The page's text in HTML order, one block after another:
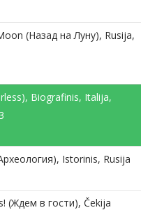
(Назад на Луну), Rusija,
Biografinis, Italija,
Istorinis, Rusija
(Ждем в гости), Čekija